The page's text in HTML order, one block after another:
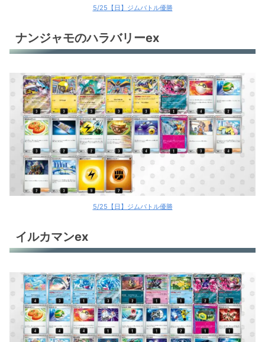
マリィのオーロンゲex
リザードンex
リザードンex
リザードンex
リザードンex
リザードンex
サーナイトex
サーナイトex
サーナイトex
ブリジュラスex
ブリジュラスex
ブリジュラスex
5/25【日】ジムバトル優勝
ナンジャモのハラバリーex
5/25【日】ジムバトル優勝
イルカマンex